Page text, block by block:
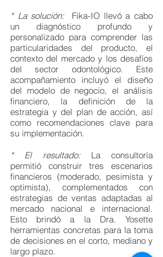
* La solución:
Fika-IO llevó a cabo
un diagnóstico profundo y
personalizado para comprender las
particularidades del producto, el
contexto del mercado y los desafíos
del sector odontológico. Este
acompañamiento incluyó el diseño
del modelo de negocio, el análisis
financiero, la definición de la
estrategia y del plan de acción, así
como recomendaciones clave para
su implementación.
* El resultado: La consultoría
permitió construir tres escenarios
financieros (moderado, pesimista y
optimista), complementados con
estrategias de ventas adaptadas al
mercado nacional e internacional.
Esto brindó a la Dra. Yosette
herramientas concretas para la toma
de decisiones en el corto, mediano y
largo plazo.